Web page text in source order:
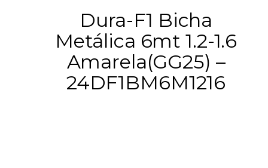
Dura-F1 Bicha
Metálica 6mt 1.2-1.6
Amarela(GG25) –
24DF1BM6M1216